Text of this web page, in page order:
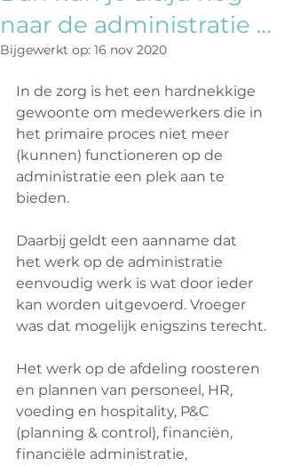
naar de administratie …
Bijgewerkt op: 16 nov 2020
In de zorg is het een hardnekkige
gewoonte om medewerkers die in
het primaire proces niet meer
(kunnen) functioneren op de
administratie een plek aan te
bieden.
Daarbij geldt een aanname dat
het werk op de administratie
eenvoudig werk is wat door ieder
kan worden uitgevoerd. Vroeger
was dat mogelijk enigszins terecht.
Het werk op de afdeling roosteren
en plannen van personeel, HR,
voeding en hospitality, P&C
(planning & control), financiën,
financiële administratie,